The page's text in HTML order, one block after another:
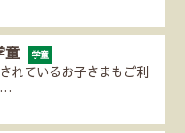
童 学童
れているお子さまもご利
…